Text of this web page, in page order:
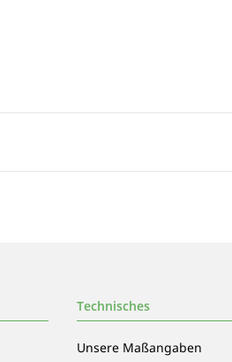
Technisches
Unsere Maßangaben